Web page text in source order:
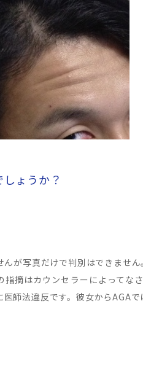
しょうか？
が写真だけで判別はできませ
指摘はカウンセラーによってな
師法違反です。彼女からAGA